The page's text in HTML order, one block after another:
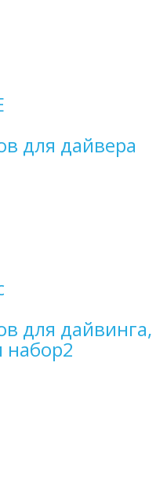
для дайвера
для дайвинга,
набор2